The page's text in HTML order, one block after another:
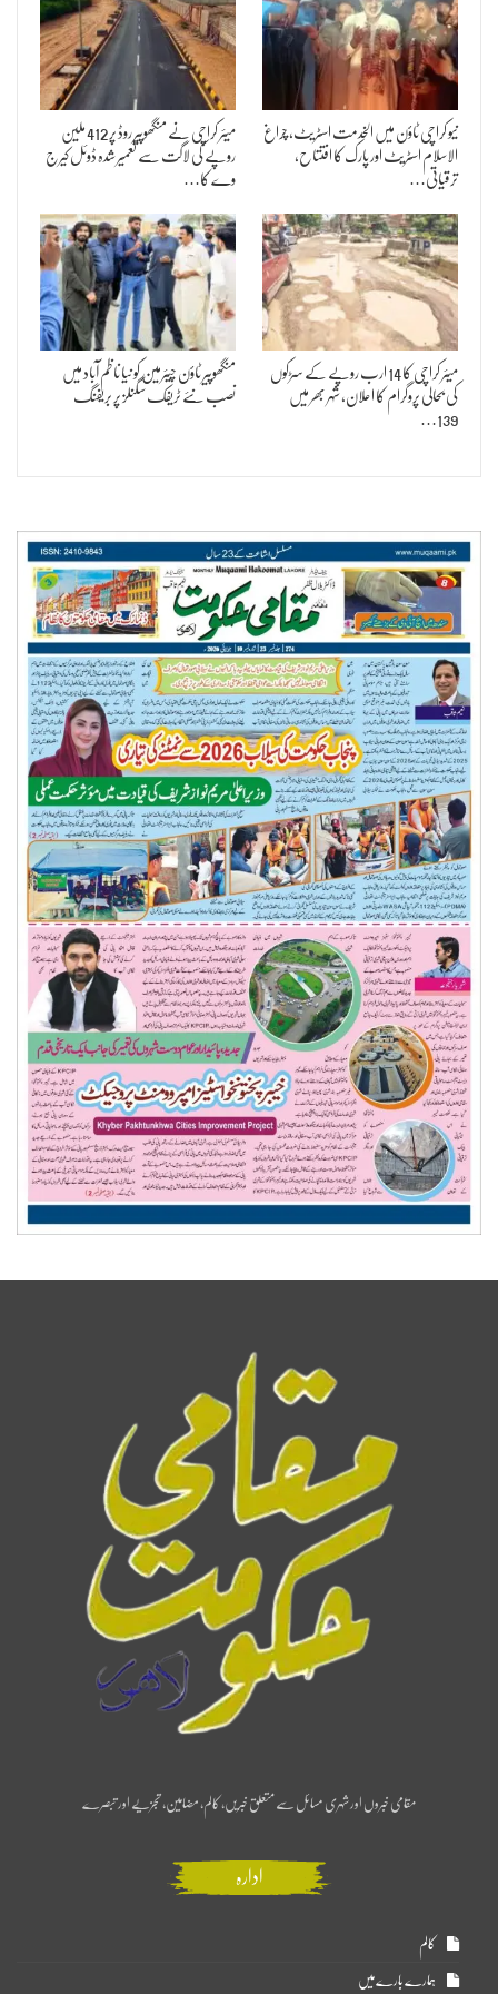
نیو کراچی ٹاؤن میں الخدمت اسٹریٹ، چراغ
الاسلام اسٹریٹ اور پارک کا افتتاح،
ترقیاتی…
میئر کراچی نے منگھوپیر روڈ پر 412 ملین
روپے کی لاگت سے تعمیر شدہ ڈوئل کیرج
وے کا…
میئر کراچی کا 14 ارب روپے کے سڑکوں
کی بحالی پروگرام کا اعلان، شہر بھر میں
139…
منگھوپیر ٹاؤن چیئرمین کو نیا ناظم آباد میں
نصب نئے ٹریفک سگنلز پر بریفنگ
مقامی خبروں اور شہری مسائل سے متعلق خبریں، کالم، مضامین، تجزیے اور تبصرے
ادارہ
کالم
ہمارے بارے میں